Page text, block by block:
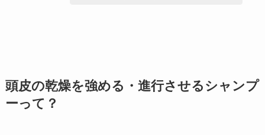
頭皮の乾燥を強める・進行させるシャンプ
ーって？